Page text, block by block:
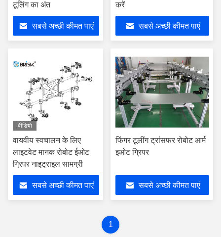
टूलिंग का अंत
सबसे अच्छी कीमत पाएं
करें
सबसे अच्छी कीमत पाएं
वीडियो
वायवीय स्वचालन के लिए
लाइटवेट मानक रोबोट ईओट
ग्रिपर नाइट्राइल सामग्री
सबसे अच्छी कीमत पाएं
फिंगर टूलींग ट्रांसफर रोबोट आर्म
इओट ग्रिपर
सबसे अच्छी कीमत पाएं
1